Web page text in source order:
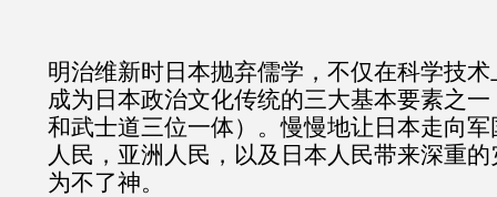
明治维新时日本抛弃儒学，不仅在科学技
成为日本政治文化传统的三大基本要素之
和武士道三位一体）。慢慢地让日本走向
人民，亚洲人民，以及日本人民带来深重
为不了神。